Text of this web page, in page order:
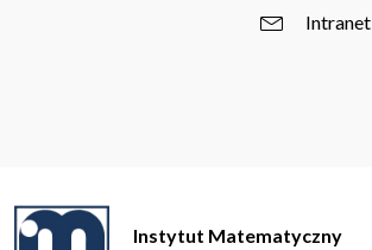
Intranet
Instytut Matematyczny